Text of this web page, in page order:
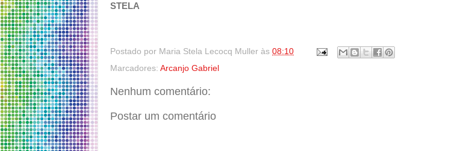
STELA
Postado por Maria Stela Lecocq Muller às 08:10
Marcadores: Arcanjo Gabriel
Nenhum comentário:
Postar um comentário